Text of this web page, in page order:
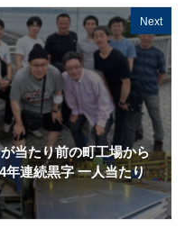
Next
が当たり前の町工場から
年連続黒字 一人当たり